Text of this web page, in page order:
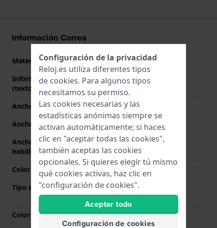
Información Correa
Material correa
Acero inoxidable
Información adicional
(texto libre)
Stainless Steel Bracelet
Ancho de correa
23 mm
Ancho de las asas
23 mm
Ancho de correa en la
hebilla
20 mm
Color de correa
Plateado
Tipo de cierre
Cierre de mariposa con
botones
Color del cierre
Plateado
Configuración de la privacidad
Reloj.es utiliza diferentes tipos
de cookies. Para algunos tipos
necesitamos su permiso.
Las cookies necesarias y las
estadísticas anónimas siempre se
activan automáticamente; si haces
clic en "aceptar todas las cookies",
también aceptas las cookies
opcionales. Si quieres elegir tú mismo
qué cookies activas, haz clic en
"configuración de cookies".
Aceptar todo
Configuración de cookies